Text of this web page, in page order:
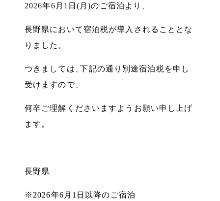
2026年6月1日(月)のご宿泊より
長野県において宿泊税が導入されることとな
りました 。
つきましては 、
下記の通り別途宿泊税を申し
受けますので、
何卒ご理解くださいますようお願い申し上げ
ます 。
長野県
※2026年6月1日以降のご宿泊